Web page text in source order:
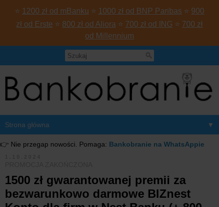
⭐ 1200 zł od mBanku ⭐ 1000 zł od BNP Paribas ⭐ 900
zł od Erste ⭐ 800 zł od Aliora ⭐ 700 zł od ING ⭐ 700 zł
od Millennium
▼
👉 Nie przegap nowości. Pomaga: Bankobranie na WhatsAppie
1500 zł gwarantowanej premii za
bezwarunkowo darmowe BIZnest